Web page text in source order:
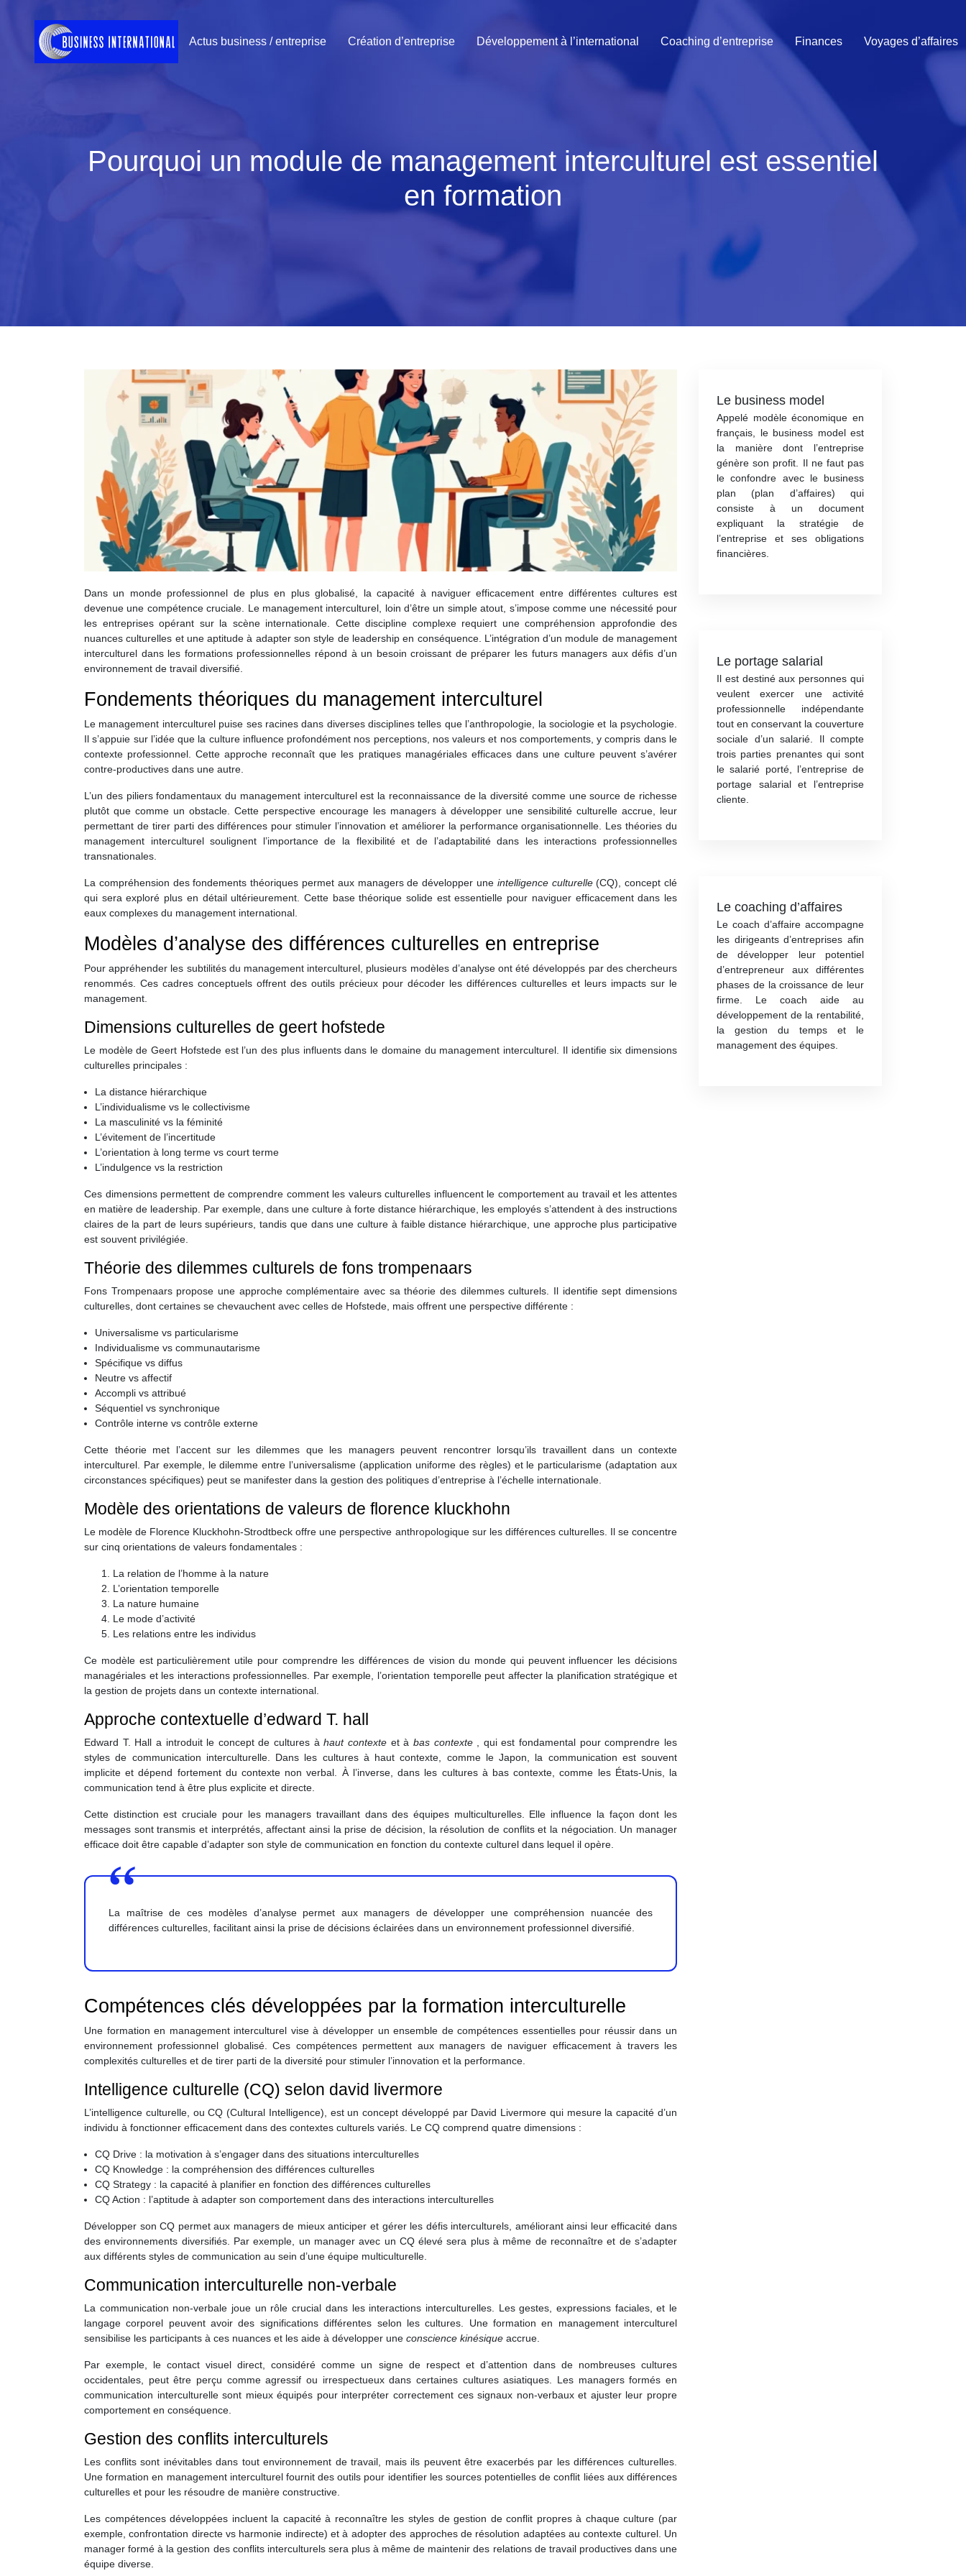
Actus business / entreprise Création d’entreprise Développement à l’international Coaching d’entreprise Finances Voyages d’affaires
Pourquoi un module de management interculturel est essentiel
en formation
Dans un monde professionnel de plus en plus globalisé, la capacité à naviguer efficacement entre différentes cultures est
devenue une compétence cruciale. Le management interculturel, loin d’être un simple atout, s’impose comme une nécessité pour
les entreprises opérant sur la scène internationale. Cette discipline complexe requiert une compréhension approfondie des
nuances culturelles et une aptitude à adapter son style de leadership en conséquence. L’intégration d’un module de management
interculturel dans les formations professionnelles répond à un besoin croissant de préparer les futurs managers aux défis d’un
environnement de travail diversifié.
Fondements théoriques du management interculturel
Le management interculturel puise ses racines dans diverses disciplines telles que l’anthropologie, la sociologie et la psychologie.
Il s’appuie sur l’idée que la culture influence profondément nos perceptions, nos valeurs et nos comportements, y compris dans le
contexte professionnel. Cette approche reconnaît que les pratiques managériales efficaces dans une culture peuvent s’avérer
contre-productives dans une autre.
L’un des piliers fondamentaux du management interculturel est la reconnaissance de la diversité comme une source de richesse
plutôt que comme un obstacle. Cette perspective encourage les managers à développer une sensibilité culturelle accrue, leur
permettant de tirer parti des différences pour stimuler l’innovation et améliorer la performance organisationnelle. Les théories du
management interculturel soulignent l’importance de la flexibilité et de l’adaptabilité dans les interactions professionnelles
transnationales.
La compréhension des fondements théoriques permet aux managers de développer une intelligence culturelle(CQ), concept clé
qui sera exploré plus en détail ultérieurement. Cette base théorique solide est essentielle pour naviguer efficacement dans les
eaux complexes du management international.
Modèles d’analyse des différences culturelles en entreprise
Pour appréhender les subtilités du management interculturel, plusieurs modèles d’analyse ont été développés par des chercheurs
renommés. Ces cadres conceptuels offrent des outils précieux pour décoder les différences culturelles et leurs impacts sur le
management.
Dimensions culturelles de geert hofstede
Le modèle de Geert Hofstede est l’un des plus influents dans le domaine du management interculturel. Il identifie six dimensions
culturelles principales :
La distance hiérarchique
L’individualisme vs le collectivisme
La masculinité vs la féminité
L’évitement de l’incertitude
L’orientation à long terme vs court terme
L’indulgence vs la restriction
Ces dimensions permettent de comprendre comment les valeurs culturelles influencent le comportement au travail et les attentes
en matière de leadership. Par exemple, dans une culture à forte distance hiérarchique, les employés s’attendent à des instructions
claires de la part de leurs supérieurs, tandis que dans une culture à faible distance hiérarchique, une approche plus participative
est souvent privilégiée.
Théorie des dilemmes culturels de fons trompenaars
Fons Trompenaars propose une approche complémentaire avec sa théorie des dilemmes culturels. Il identifie sept dimensions
culturelles, dont certaines se chevauchent avec celles de Hofstede, mais offrent une perspective différente :
Universalisme vs particularisme
Individualisme vs communautarisme
Spécifique vs diffus
Neutre vs affectif
Accompli vs attribué
Séquentiel vs synchronique
Contrôle interne vs contrôle externe
Cette théorie met l’accent sur les dilemmes que les managers peuvent rencontrer lorsqu’ils travaillent dans un contexte
interculturel. Par exemple, le dilemme entre l’universalisme (application uniforme des règles) et le particularisme (adaptation aux
circonstances spécifiques) peut se manifester dans la gestion des politiques d’entreprise à l’échelle internationale.
Modèle des orientations de valeurs de florence kluckhohn
Le modèle de Florence Kluckhohn-Strodtbeck offre une perspective anthropologique sur les différences culturelles. Il se concentre
sur cinq orientations de valeurs fondamentales :
La relation de l’homme à la nature
L’orientation temporelle
La nature humaine
Le mode d’activité
Les relations entre les individus
Ce modèle est particulièrement utile pour comprendre les différences de vision du monde qui peuvent influencer les décisions
managériales et les interactions professionnelles. Par exemple, l’orientation temporelle peut affecter la planification stratégique et
la gestion de projets dans un contexte international.
Approche contextuelle d’edward T. hall
Edward T. Hall a introduit le concept de cultures àhaut contexte et à bas contexte , qui est fondamental pour comprendre les
styles de communication interculturelle. Dans les cultures à haut contexte, comme le Japon, la communication est souvent
implicite et dépend fortement du contexte non verbal. À l’inverse, dans les cultures à bas contexte, comme les États-Unis, la
communication tend à être plus explicite et directe.
Cette distinction est cruciale pour les managers travaillant dans des équipes multiculturelles. Elle influence la façon dont les
messages sont transmis et interprétés, affectant ainsi la prise de décision, la résolution de conflits et la négociation. Un manager
efficace doit être capable d’adapter son style de communication en fonction du contexte culturel dans lequel il opère.
La maîtrise de ces modèles d’analyse permet aux managers de développer une compréhension nuancée des
différences culturelles, facilitant ainsi la prise de décisions éclairées dans un environnement professionnel diversifié.
Compétences clés développées par la formation interculturelle
Une formation en management interculturel vise à développer un ensemble de compétences essentielles pour réussir dans un
environnement professionnel globalisé. Ces compétences permettent aux managers de naviguer efficacement à travers les
complexités culturelles et de tirer parti de la diversité pour stimuler l’innovation et la performance.
Intelligence culturelle (CQ) selon david livermore
L’intelligence culturelle, ou CQ (Cultural Intelligence), est un concept développé par David Livermore qui mesure la capacité d’un
individu à fonctionner efficacement dans des contextes culturels variés. Le CQ comprend quatre dimensions :
CQ Drive : la motivation à s’engager dans des situations interculturelles
CQ Knowledge : la compréhension des différences culturelles
CQ Strategy : la capacité à planifier en fonction des différences culturelles
CQ Action : l’aptitude à adapter son comportement dans des interactions interculturelles
Développer son CQ permet aux managers de mieux anticiper et gérer les défis interculturels, améliorant ainsi leur efficacité dans
des environnements diversifiés. Par exemple, un manager avec un CQ élevé sera plus à même de reconnaître et de s’adapter
aux différents styles de communication au sein d’une équipe multiculturelle.
Communication interculturelle non-verbale
La communication non-verbale joue un rôle crucial dans les interactions interculturelles. Les gestes, expressions faciales, et le
langage corporel peuvent avoir des significations différentes selon les cultures. Une formation en management interculturel
sensibilise les participants à ces nuances et les aide à développer une conscience kinésique accrue.
Par exemple, le contact visuel direct, considéré comme un signe de respect et d’attention dans de nombreuses cultures
occidentales, peut être perçu comme agressif ou irrespectueux dans certaines cultures asiatiques. Les managers formés en
communication interculturelle sont mieux équipés pour interpréter correctement ces signaux non-verbaux et ajuster leur propre
comportement en conséquence.
Gestion des conflits interculturels
Les conflits sont inévitables dans tout environnement de travail, mais ils peuvent être exacerbés par les différences culturelles.
Une formation en management interculturel fournit des outils pour identifier les sources potentielles de conflit liées aux différences
culturelles et pour les résoudre de manière constructive.
Les compétences développées incluent la capacité à reconnaître les styles de gestion de conflit propres à chaque culture (par
exemple, confrontation directe vs harmonie indirecte) et à adopter des approches de résolution adaptées au contexte culturel. Un
manager formé à la gestion des conflits interculturels sera plus à même de maintenir des relations de travail productives dans une
équipe diverse.
Le business model
Appelé modèle économique en
français, le business model est
la manière dont l’entreprise
génère son profit. Il ne faut pas
le confondre avec le business
plan (plan d’affaires) qui
consiste à un document
expliquant la stratégie de
l’entreprise et ses obligations
financières.
Le portage salarial
Il est destiné aux personnes qui
veulent exercer une activité
professionnelle indépendante
tout en conservant la couverture
sociale d’un salarié. Il compte
trois parties prenantes qui sont
le salarié porté, l’entreprise de
portage salarial et l’entreprise
cliente.
Le coaching d’affaires
Le coach d’affaire accompagne
les dirigeants d’entreprises afin
de développer leur potentiel
d’entrepreneur aux différentes
phases de la croissance de leur
firme. Le coach aide au
développement de la rentabilité,
la gestion du temps et le
management des équipes.